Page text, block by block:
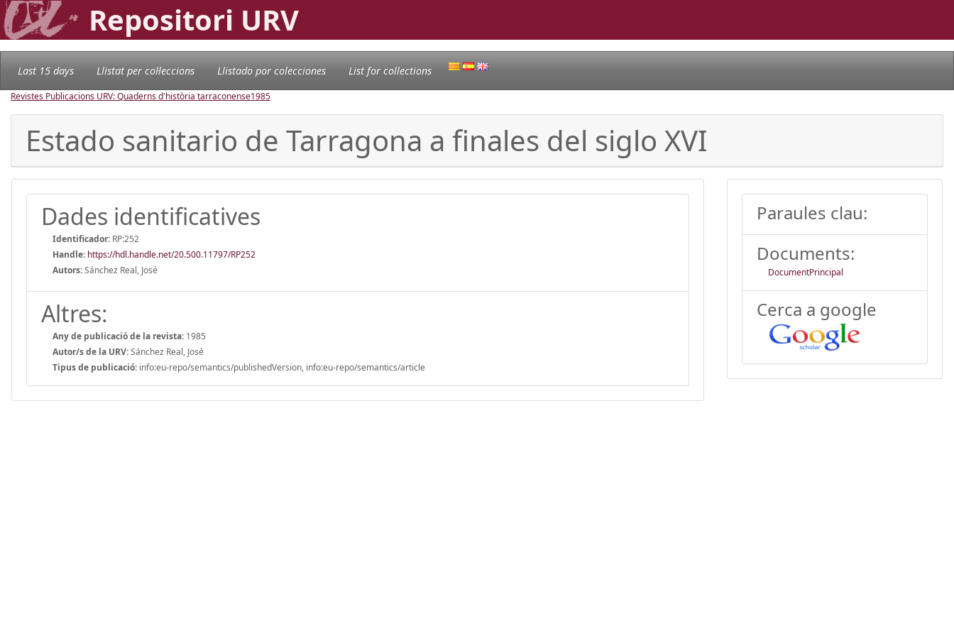
Repositori URV
Last 15 days Llistat per col·leccions Llistado por colecciones List for collections
Revistes Publicacions URV: Quaderns d'història tarraconense1985
Estado sanitario de Tarragona a finales del siglo XVI
Dades identificatives
Identificador: RP:252
Handle: https://hdl.handle.net/20.500.11797/RP252
Autors:Sánchez Real, José
Altres:
Any de publicació de la revista: 1985
Autor/s de la URV:Sánchez Real, José
Tipus de publicació: info:eu-repo/semantics/publishedVersion, info:eu-repo/semantics/article
Paraules clau:
Documents:
DocumentPrincipal
Cerca a google